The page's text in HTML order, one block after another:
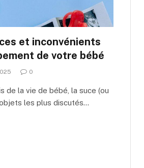
et inconvénients
de votre bébé
0
de la vie de bébé, la suce (ou
les plus discutés…